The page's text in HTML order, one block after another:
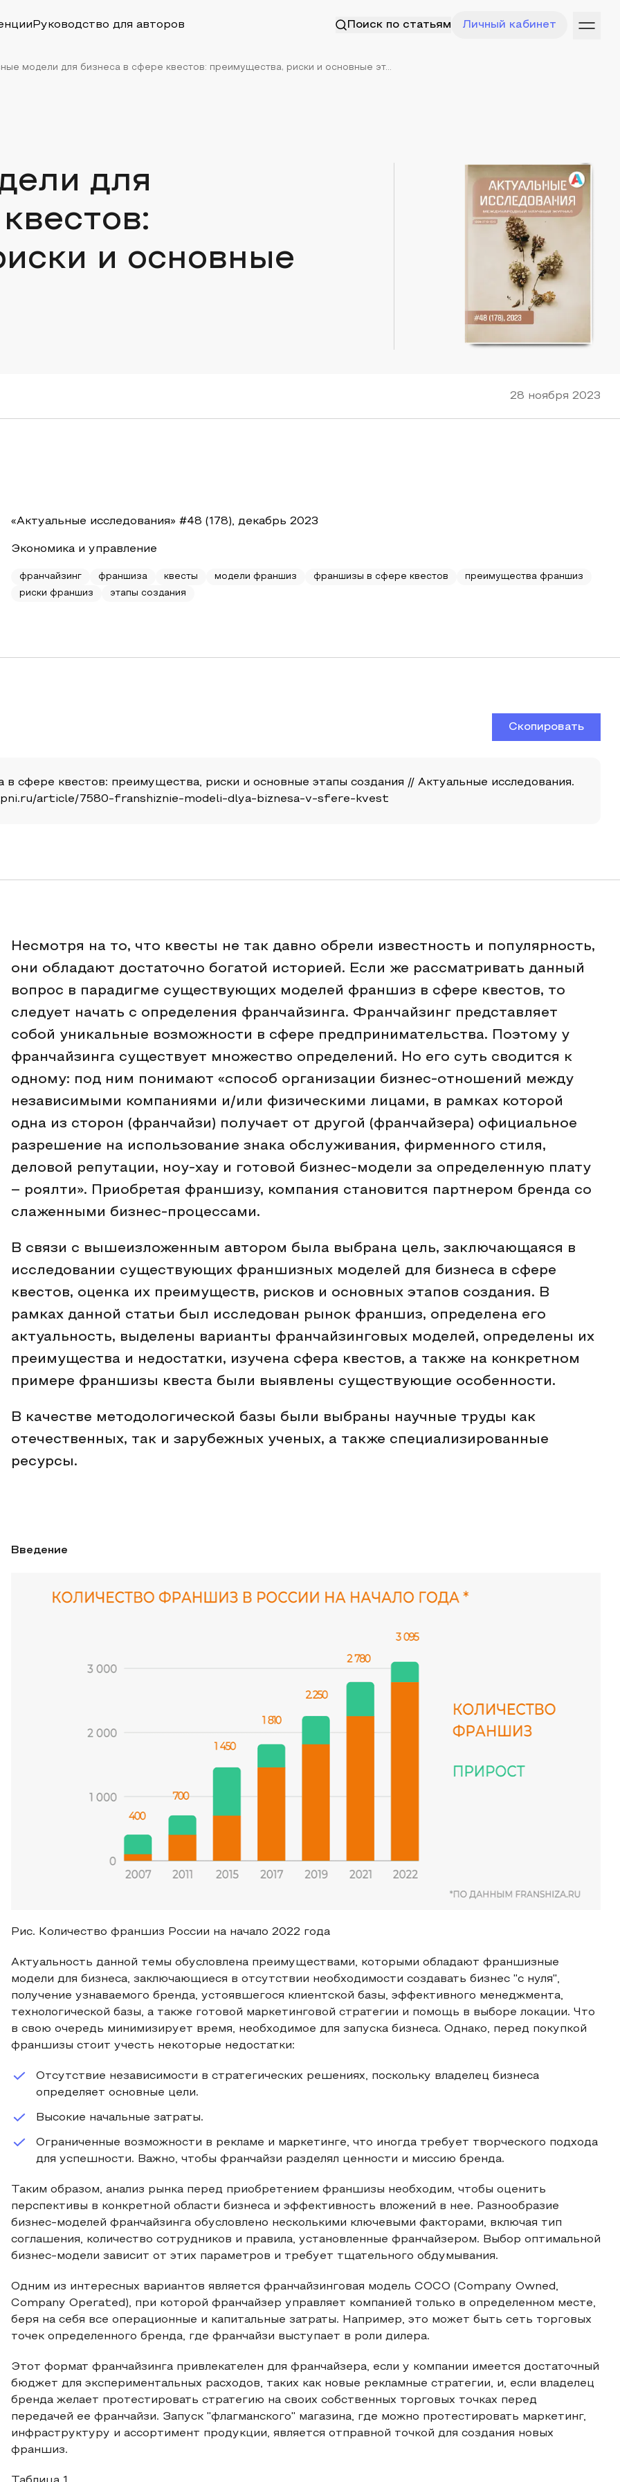
Руководство для авторов Поиск по статьям Личный кабинет
модели для бизнеса в сфере квестов: преимущества, риски и основные эт...
для
и основные
28 ноября 2023
«Актуальные исследования» #48 (178), декабрь 2023
Экономика и управление
франчайзинг франшиза квесты модели франшиз франшизы в сфере квестов
преимущества франшиз
риски франшиз
этапы создания
Скопировать
сфере квестов: преимущества, риски и основные этапы создания // Актуальные исследования.
article/7580-franshiznie-modeli-dlya-biznesa-v-sfere-kvest
Несмотря на то, что квесты не так давно обрели известность и популярность,
они обладают достаточно богатой историей. Если же рассматривать данный
вопрос в парадигме существующих моделей франшиз в сфере квестов, то
следует начать с определения франчайзинга. Франчайзинг представляет
собой уникальные возможности в сфере предпринимательства. Поэтому у
франчайзинга существует множество определений. Но его суть сводится к
одному: под ним понимают «способ организации бизнес-отношений между
независимыми компаниями и/или физическими лицами, в рамках которой
одна из сторон (франчайзи) получает от другой (франчайзера) официальное
разрешение на использование знака обслуживания, фирменного стиля,
деловой репутации, ноу-хау и готовой бизнес-модели за определенную плату
– роялти». Приобретая франшизу, компания становится партнером бренда со
слаженными бизнес-процессами.
В связи с вышеизложенным автором была выбрана цель, заключающаяся в
исследовании существующих франшизных моделей для бизнеса в сфере
квестов, оценка их преимуществ, рисков и основных этапов создания. В
рамках данной статьи был исследован рынок франшиз, определена его
актуальность, выделены варианты франчайзинговых моделей, определены их
преимущества и недостатки, изучена сфера квестов, а также на конкретном
примере франшизы квеста были выявлены существующие особенности.
В качестве методологической базы были выбраны научные труды как
отечественных, так и зарубежных ученых, а также специализированные
ресурсы.
Введение
Рис. Количество франшиз России на начало 2022 года
Актуальность данной темы обусловлена преимуществами, которыми обладают франшизные
модели для бизнеса, заключающиеся в отсутствии необходимости создавать бизнес "с нуля",
получение узнаваемого бренда, устоявшегося клиентской базы, эффективного менеджмента,
технологической базы, а также готовой маркетинговой стратегии и помощь в выборе локации. Что
в свою очередь минимизирует время, необходимое для запуска бизнеса. Однако, перед покупкой
франшизы стоит учесть некоторые недостатки:
Отсутствие независимости в стратегических решениях, поскольку владелец бизнеса
определяет основные цели.
Высокие начальные затраты.
Ограниченные возможности в рекламе и маркетинге, что иногда требует творческого подхода
для успешности. Важно, чтобы франчайзи разделял ценности и миссию бренда.
Таким образом, анализ рынка перед приобретением франшизы необходим, чтобы оценить
перспективы в конкретной области бизнеса и эффективность вложений в нее. Разнообразие
бизнес-моделей франчайзинга обусловлено несколькими ключевыми факторами, включая тип
соглашения, количество сотрудников и правила, установленные франчайзером. Выбор оптимальной
бизнес-модели зависит от этих параметров и требует тщательного обдумывания.
Одним из интересных вариантов является франчайзинговая модель COCO (Company Owned,
Company Operated), при которой франчайзер управляет компанией только в определенном месте,
беря на себя все операционные и капитальные затраты. Например, это может быть сеть торговых
точек определенного бренда, где франчайзи выступает в роли дилера.
Этот формат франчайзинга привлекателен для франчайзера, если у компании имеется достаточный
бюджет для экспериментальных расходов, таких как новые рекламные стратегии, и, если владелец
бренда желает протестировать стратегию на своих собственных торговых точках перед
передачей ее франчайзи. Запуск "флагманского" магазина, где можно протестировать маркетинг,
инфраструктуру и ассортимент продукции, является отправной точкой для создания новых
франшиз.